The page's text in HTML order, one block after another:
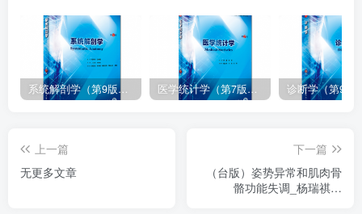
系统解剖学（第9版）丁文龙主编_人卫版教材.PDF电子书下载 医学统计学（第7版）李康主编_人卫版教材.PDF电子书下载
上一篇
无更多文章
下一篇
（台版）姿势异常和肌肉骨
骼功能失调_杨瑞祺翻